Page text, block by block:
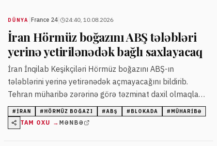
DÜNYA France 24| 24:40, 10.08.2026
İran Hörmüz boğazını ABŞ tələbləri
yerinə yetirilənədək bağlı saxlayacaq
İran İnqilab Keşikçiləri Hörmüz boğazını ABŞ-ın
tələblərini yerinə yetirənədək açmayacağını bildirib.
Tehran müharibə zərərinə görə təzminat daxil olmaqla
bir neçə şərt qoyub.
# İRAN # HÖRMÜZ BOĞAZI #ABŞ # BLOKADA # MÜHARIBƏ
TAM OXU → MƏNBƏ